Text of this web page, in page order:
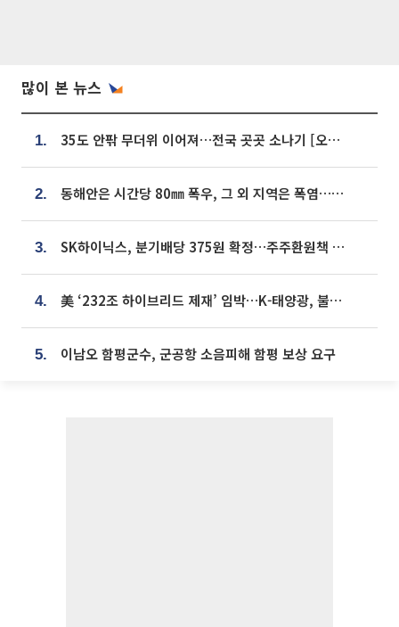
많이 본 뉴스
1. 35도 안팎 무더위 이어져…전국 곳곳 소나기 [오늘 날씨]
2. 동해안은 시간당 80㎜ 폭우, 그 외 지역은 폭염…‘극과 극 날씨’
3. SK하이닉스, 분기배당 375원 확정…주주환원책 9월로 앞당겨 발표
4. 美 ‘232조 하이브리드 제재’ 임박…K-태양광, 불확실성 털고 날개 다나
5. 이남오 함평군수, 군공항 소음피해 함평 보상 요구